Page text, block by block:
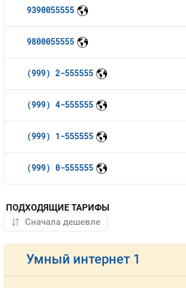
9390055555
9800055555
(999) 2-555555
(999) 4-555555
(999) 1-555555
(999) 0-555555
ПОДХОДЯЩИЕ ТАРИФЫ
Умный интернет 1